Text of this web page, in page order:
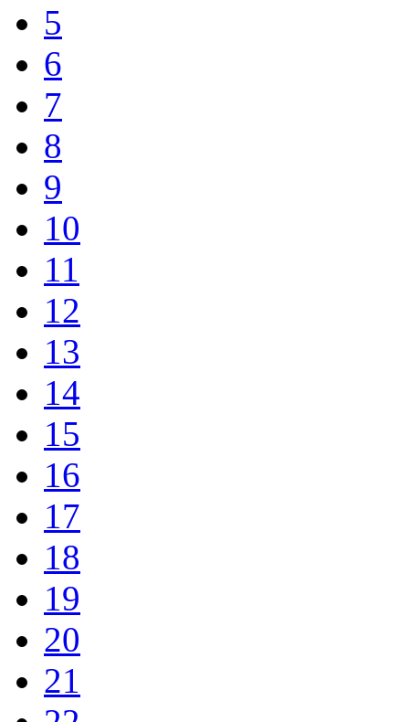
5
6
7
8
9
10
11
12
13
14
15
16
17
18
19
20
21